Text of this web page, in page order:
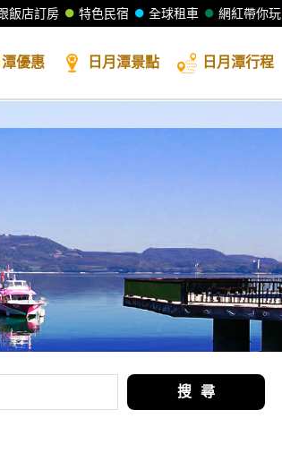
網紅帶你玩
全球租車
特色民宿
飯店訂房
潭優惠 日月潭景點 日月潭行程
搜 尋